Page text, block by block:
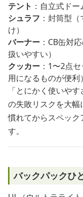
テント ：自立式ド
シュラフ ：封筒型
け）
バーナー ：CB缶対
扱いやすい）
クッカー ：1〜2点
用になるものが便利）
「とにかく使いや
の失敗リスクを大幅
慣れてからスペッ
す。
バックパックひ